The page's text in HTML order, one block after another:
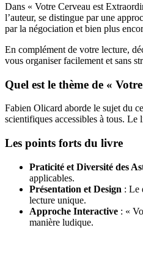
Dans « Votre Cerveau est
l’auteur, se distingue par une
par la négociation et bien plus
En complément de votre lecture,
vous organiser facilement et sans
Quel est le thème de «
Fabien Olicard aborde le sujet du
scientifiques accessibles à tous. Le
Les points forts du livre
Praticité et Diversité des
applicables.
Présentation et Design : Le
lecture unique.
Approche Interactive : «
manière ludique.